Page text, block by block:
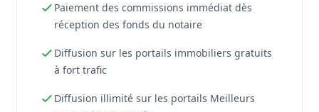
Paiement des commissions immédiat dès
réception des fonds du notaire
Diffusion sur les portails immobiliers gratuits
à fort trafic
Diffusion illimité sur les portails Meilleurs